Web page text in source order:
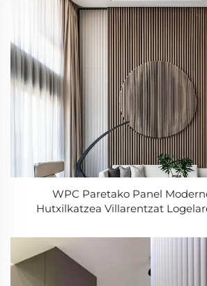
WPC Paretako Panel
Hutxilkatzea Villarentzat
Barne/kanpokoa Grafiko